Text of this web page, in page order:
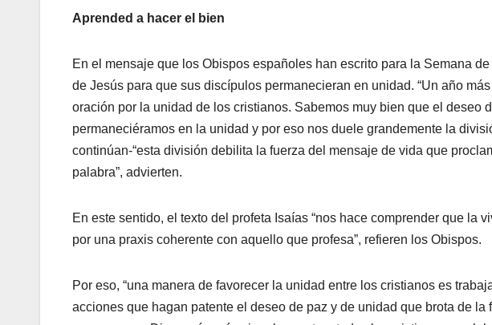
Aprended a hacer el bien
En el mensaje que los Obispos españoles han escrito para la Semana
de Jesús para que sus discípulos permanecieran en unidad. “Un año
oración por la unidad de los cristianos. Sabemos muy bien que el deseo
permaneciéramos en la unidad y por eso nos duele grandemente la
continúan-“esta división debilita la fuerza del mensaje de vida que
palabra”, advierten.
En este sentido, el texto del profeta Isaías “nos hace comprender que la
por una praxis coherente con aquello que profesa”, refieren los Obispos.
Por eso, “una manera de favorecer la unidad entre los cristianos es
acciones que hagan patente el deseo de paz y de unidad que brota de